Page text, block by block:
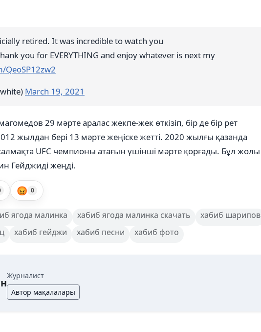
retired. It was incredible to watch you
you for EVERYTHING and enjoy whatever is next my
QeoSP12zw2
March 19, 2021
29 мәрте аралас жекпе-жек өткізіп, бір де бір рет
жылдан бері 13 мәрте жеңіске жетті. 2020 жылғы қазанда
UFC чемпионы атағын үшінші мәрте қорғады. Бұл жолы
Гейджиді жеңді.
😡 0
ягода малинка хабиб ягода малинка скачать
хабиб шарипов
хабиб гейджи хабиб песни хабиб фото
Журналист
Автор мақалалары